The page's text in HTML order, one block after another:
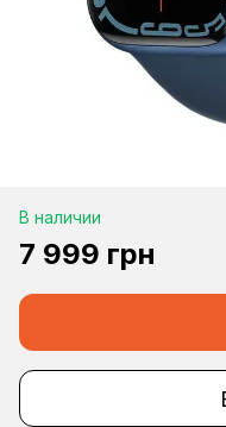
В наличии
7 999 грн